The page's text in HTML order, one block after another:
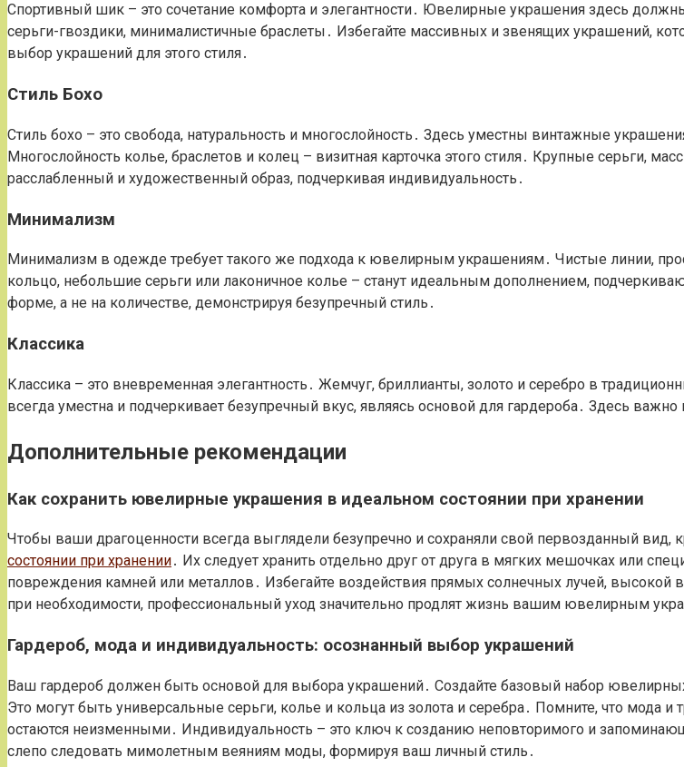
Спортивный шик – это сочетание комфорта и элегантности․ Ювелирные украшения здесь
серьги-гвоздики, минималистичные браслеты․ Избегайте массивных и звенящих украшений,
выбор украшений для этого стиля․
Стиль Бохо
Стиль бохо – это свобода, натуральность и многослойность․ Здесь уместны винтажные
Многослойность колье, браслетов и колец – визитная карточка этого стиля․ Крупные серьги,
расслабленный и художественный образ, подчеркивая индивидуальность․
Минимализм
Минимализм в одежде требует такого же подхода к ювелирным украшениям․ Чистые линии,
кольцо, небольшие серьги или лаконичное колье – станут идеальным дополнением,
форме, а не на количестве, демонстрируя безупречный стиль․
Классика
Классика – это вневременная элегантность․ Жемчуг, бриллианты, золото и серебро в
всегда уместна и подчеркивает безупречный вкус, являясь основой для гардероба․ Здесь
Дополнительные рекомендации
Как сохранить ювелирные украшения в идеальном состоянии при хранении
Чтобы ваши драгоценности всегда выглядели безупречно и сохраняли свой первозданный вид,
состоянии при хранении․ Их следует хранить отдельно друг от друга в мягких мешочках или
повреждения камней или металлов․ Избегайте воздействия прямых солнечных лучей, высокой
при необходимости, профессиональный уход значительно продлят жизнь вашим ювелирным
Гардероб, мода и индивидуальность: осознанный выбор украшений
Ваш гардероб должен быть основой для выбора украшений․ Создайте базовый набор
Это могут быть универсальные серьги, колье и кольца из золота и серебра․ Помните, что мода
остаются неизменными․ Индивидуальность – это ключ к созданию неповторимого и
слепо следовать мимолетным веяниям моды, формируя ваш личный стиль․